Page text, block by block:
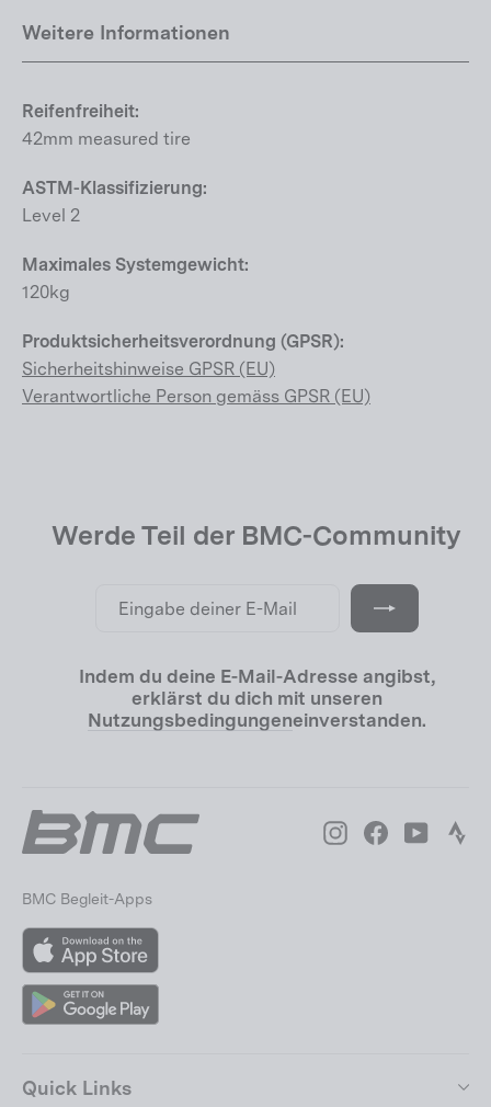
Weitere Informationen
Reifenfreiheit:
42mm measured tire
ASTM-Klassifizierung:
Level 2
Maximales Systemgewicht:
120kg
Produktsicherheitsverordnung (GPSR):
Sicherheitshinweise GPSR (EU)
Verantwortliche Person gemäss GPSR (EU)
Werde Teil der BMC-Community
deiner
Indem du deine E-Mail-Adresse angibst,
erklärst du dich mit unseren
Nutzungsbedingungeneinverstanden.
InstagramFacebookYouTube
BMC Begleit-Apps
Play
Quick Links